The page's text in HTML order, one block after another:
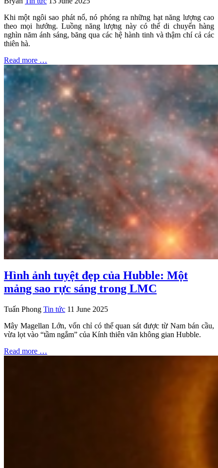
Khi một ngôi sao phát nổ, nó phóng ra những hạt năng lượng cao
theo mọi hướng. Luồng năng lượng này có thể di chuyển hàng
nghìn năm ánh sáng, băng qua các hệ hành tinh và thậm chí cả các
thiên hà.
Read more …
Hình ảnh tuyệt đẹp của Hubble: Một
mảng sao rực sáng trong LMC
Tuấn Phong Tin tức 11 June 2025
Mây Magellan Lớn, vốn chỉ có thể quan sát được từ Nam bán cầu,
vừa lọt vào “tầm ngắm” của Kính thiên văn không gian Hubble.
Read more …